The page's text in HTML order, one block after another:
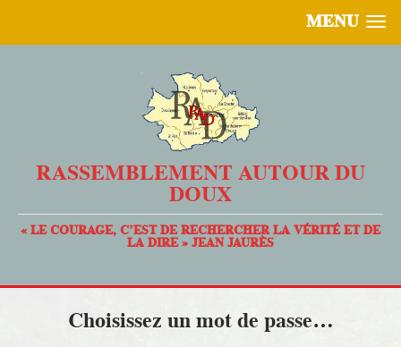
MENU
RASSEMBLEMENT AUTOUR DU
DOUX
« LE COURAGE, C’EST DE RECHERCHER LA VÉRITÉ ET DE
LA DIRE » JEAN JAURÈS
Choisissez un mot de passe…